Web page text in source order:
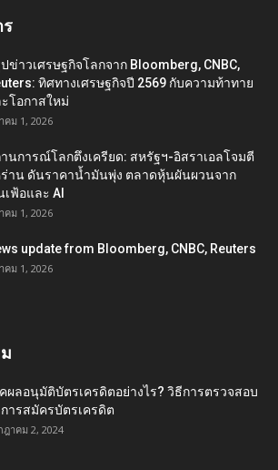
ข่าวเศรษฐกิจโลกจาก Bloomberg, CNBC,
ทิศทางเศรษฐกิจปี 2569 กับความท้าทาย
โอกาสใหม่
คม 1, 2026
นการณ์โลกตึงเครียด: สหรัฐฯ-อิสราเอลโจมตี
าน ดันราคาน้ำมันพุ่ง ตลาดหุ้นผันผวนจาก
เฟ้อและ AI
คม 1, 2026
update from Bloomberg, CNBC, Reuters
คม 1, 2026
ผลอนุมัติบัตรเครดิตอย่างไร? วิธีการตรวจสอบ
ารสมัครบัตรเครดิต
ฎาคม 2, 2024